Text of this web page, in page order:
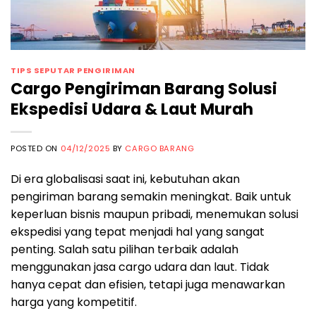
TIPS SEPUTAR PENGIRIMAN
Cargo Pengiriman Barang Solusi
Ekspedisi Udara & Laut Murah
POSTED ON 04/12/2025 BY CARGO BARANG
Di era globalisasi saat ini, kebutuhan akan
pengiriman barang semakin meningkat. Baik untuk
keperluan bisnis maupun pribadi, menemukan solusi
ekspedisi yang tepat menjadi hal yang sangat
penting. Salah satu pilihan terbaik adalah
menggunakan jasa cargo udara dan laut. Tidak
hanya cepat dan efisien, tetapi juga menawarkan
harga yang kompetitif.